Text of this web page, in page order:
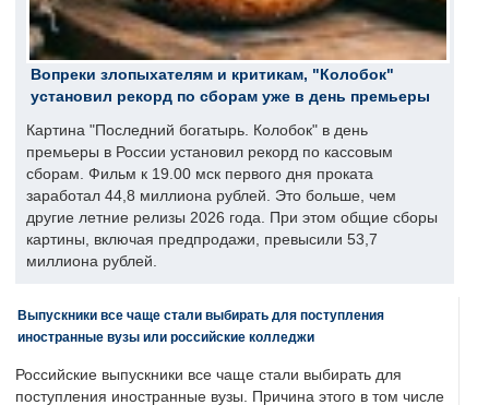
Вопреки злопыхателям и критикам, "Колобок"
установил рекорд по сборам уже в день премьеры
Картина "Последний богатырь. Колобок" в день
премьеры в России установил рекорд по кассовым
сборам. Фильм к 19.00 мск первого дня проката
заработал 44,8 миллиона рублей. Это больше, чем
другие летние релизы 2026 года. При этом общие сборы
картины, включая предпродажи, превысили 53,7
миллиона рублей.
Выпускники все чаще стали выбирать для поступления
иностранные вузы или российские колледжи
Российские выпускники все чаще стали выбирать для
поступления иностранные вузы. Причина этого в том числе